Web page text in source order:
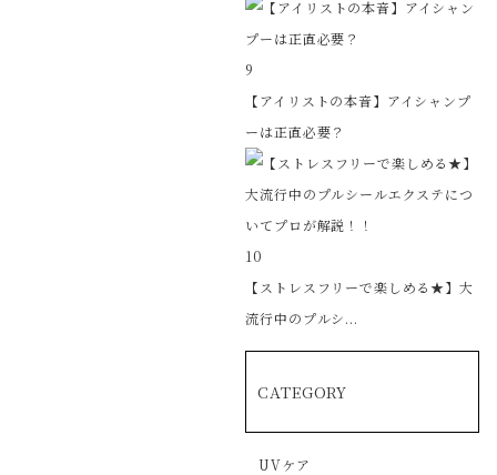
9
【アイリストの本音】アイシャンプ
ーは正直必要？
10
【ストレスフリーで楽しめる★】大
流行中のプルシ...
CATEGORY
UVケア